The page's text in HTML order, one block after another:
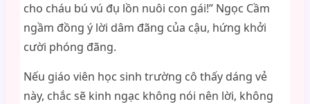
cho cháu bú vú đụ lồn nuôi con gái!” Ngọc Cầm
ngầm đồng ý lời dâm đãng của cậu, hứng khởi
cười phóng đãng.
Nếu giáo viên học sinh trường cô thấy dáng vẻ
này, chắc sẽ kinh ngạc không nói nên lời, không